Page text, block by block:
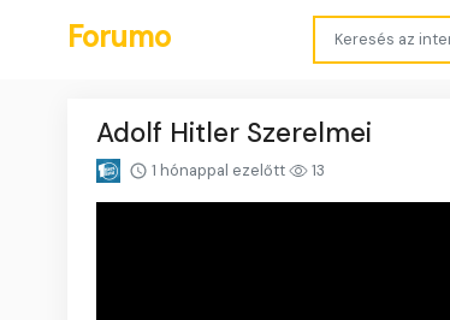
Forumo
Adolf Hitler Szerelmei
1 hónappal ezelőtt 13